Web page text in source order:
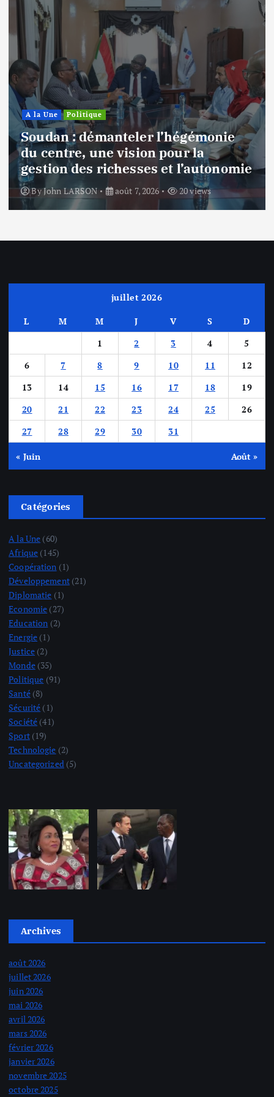
A la Une Développement Economie
Liberia : la rigueur économique du
Président Joseph Boakai portée par
l’aval de la Banque africaine de
développement
ByJohn LARSON août 6, 2026 24 views
juillet 2026
L M M J V S
D
1
2 3 4
5
6
7 8 9 10 11
12
13
14 15 16 17 18
19
20
21 22 23 24 25
26
27
28 29 30 31
« Juin Août »
Catégories
A la Une (60)
Afrique (145)
Coopération (1)
Développement(21)
Diplomatie (1)
Economie (27)
Education (2)
Energie (1)
Justice (2)
Monde(35)
Politique (91)
Santé(8)
Sécurité (1)
Société (41)
Sport(19)
Technologie (2)
Uncategorized(5)
Archives
août 2026
juillet 2026
juin 2026
mai 2026
avril 2026
mars 2026
février 2026
janvier 2026
novembre 2025
octobre 2025